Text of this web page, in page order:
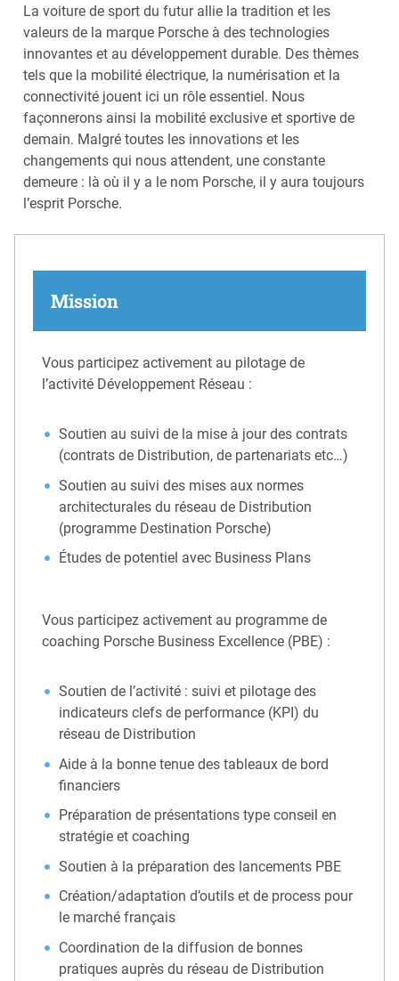
La voiture de sport du futur allie la tradition et les
valeurs de la marque Porsche à des technologies
innovantes et au développement durable. Des thèmes
tels que la mobilité électrique, la numérisation et la
connectivité jouent ici un rôle essentiel. Nous
façonnerons ainsi la mobilité exclusive et sportive de
demain. Malgré toutes les innovations et les
changements qui nous attendent, une constante
demeure : là où il y a le nom Porsche, il y aura toujours
l’esprit Porsche.
Mission
Vous participez activement au pilotage de
l’activité Développement Réseau :
Soutien au suivi de la mise à jour des contrats
(contrats de Distribution, de partenariats etc…)
Soutien au suivi des mises aux normes
architecturales du réseau de Distribution
(programme Destination Porsche)
Études de potentiel avec Business Plans
Vous participez activement au programme de
coaching Porsche Business Excellence (PBE) :
Soutien de l’activité : suivi et pilotage des
indicateurs clefs de performance (KPI) du
réseau de Distribution
Aide à la bonne tenue des tableaux de bord
financiers
Préparation de présentations type conseil en
stratégie et coaching
Soutien à la préparation des lancements PBE
Création/adaptation d’outils et de process pour
le marché français
Coordination de la diffusion de bonnes
pratiques auprès du réseau de Distribution